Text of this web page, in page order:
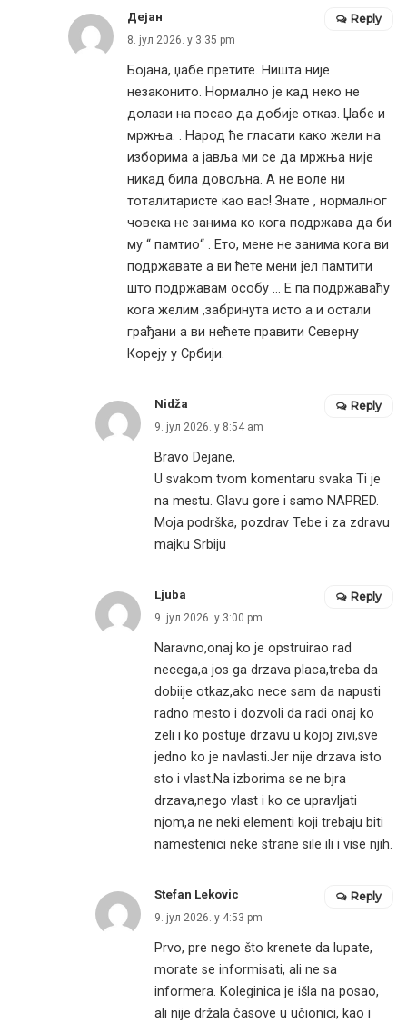
Дејан
8. јул 2026. у 3:35 pm
Бојана, џабе претите. Ништа није
незаконито. Нормално је кад неко не
долази на посао да добије отказ. Џабе и
мржња. . Народ ће гласати како жели на
изборима а јавља ми се да мржња није
никад била довољна. А не воле ни
тоталитаристе као вас! Знате , нормалног
човека не занима ко кога подржава да би
му “ памтио“ . Ето, мене не занима кога ви
подржавате а ви ћете мени јел памтити
што подржавам особу … Е па подржаваћу
кога желим ,забринута исто а и остали
грађани а ви нећете правити Северну
Кореју у Србији.
Reply
Nidža
9. јул 2026. у 8:54 am
Bravo Dejane,
U svakom tvom komentaru svaka Ti je
na mestu. Glavu gore i samo NAPRED.
Moja podrška, pozdrav Tebe i za zdravu
majku Srbiju
Reply
Ljuba
9. јул 2026. у 3:00 pm
Naravno,onaj ko je opstruirao rad
necega,a jos ga drzava placa,treba da
dobiije otkaz,ako nece sam da napusti
radno mesto i dozvoli da radi onaj ko
zeli i ko postuje drzavu u kojoj zivi,sve
jedno ko je navlasti.Jer nije drzava isto
sto i vlast.Na izborima se ne bjra
drzava,nego vlast i ko ce upravljati
njom,a ne neki elementi koji trebaju biti
namestenici neke strane sile ili i vise njih.
Reply
Stefan Lekovic
9. јул 2026. у 4:53 pm
Prvo, pre nego što krenete da lupate,
morate se informisati, ali ne sa
informera. Koleginica je išla na posao,
ali nije držala časove u učionici, kao i
Reply